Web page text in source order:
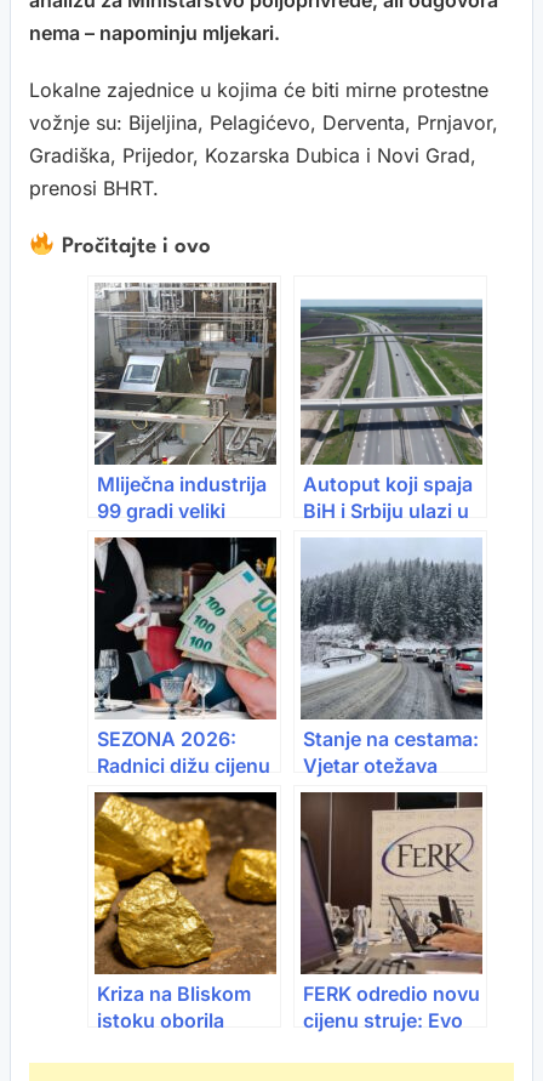
nema – napominju mljekari.
Lokalne zajednice u kojima će biti mirne protestne
vožnje su: Bijeljina, Pelagićevo, Derventa, Prnjavor,
Gradiška, Prijedor, Kozarska Dubica i Novi Grad,
prenosi BHRT.
Pročitajte i ovo
Mliječna industrija
99 gradi veliki
pogon: Od 100
tona mlijeka do 8,5
tona praha
Autoput koji spaja
BiH i Srbiju ulazi u
završnicu: Most
preko Save pri
kraju, vožnja do
130 km/h
SEZONA 2026:
Radnici dižu cijenu
– bez 1.500 € niko
neće raditi!
Stanje na cestama:
Vjetar otežava
vožnju u više
gradova, snijeg na
višim predjelima
Kriza na Bliskom
istoku oborila
FERK odredio novu
cijenu struje: Evo